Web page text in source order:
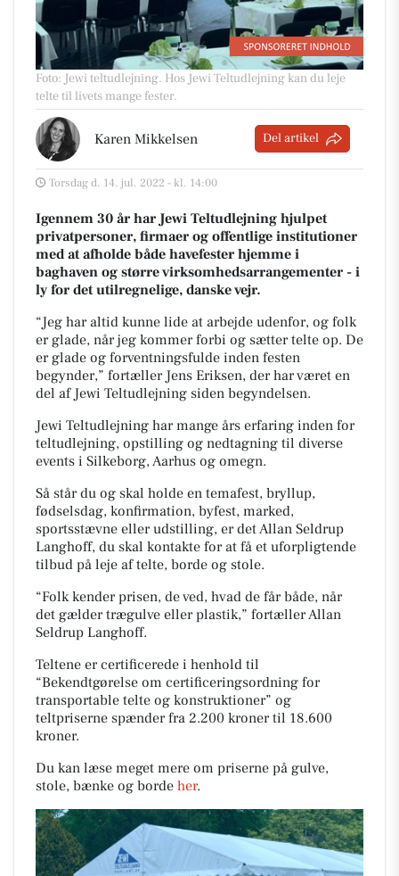
Foto: Jewi teltudlejning. Hos Jewi Teltudlejning kan du leje
telte til livets mange fester.
Karen Mikkelsen Del artikel
Torsdag d. 14. jul. 2022 - kl. 14:00
Igennem 30 år har Jewi Teltudlejning hjulpet
privatpersoner, firmaer og offentlige institutioner
med at afholde både havefester hjemme i
baghaven og større virksomhedsarrangementer - i
ly for det utilregnelige, danske vejr.
“Jeg har altid kunne lide at arbejde udenfor, og folk
er glade, når jeg kommer forbi og sætter telte op. De
er glade og forventningsfulde inden festen
begynder,” fortæller Jens Eriksen, der har været en
del af Jewi Teltudlejning siden begyndelsen.
Jewi Teltudlejning har mange års erfaring inden for
teltudlejning, opstilling og nedtagning til diverse
events i Silkeborg, Aarhus og omegn.
Så står du og skal holde en temafest, bryllup,
fødselsdag, konfirmation, byfest, marked,
sportsstævne eller udstilling, er det Allan Seldrup
Langhoff, du skal kontakte for at få et uforpligtende
tilbud på leje af telte, borde og stole.
“Folk kender prisen, de ved, hvad de får både, når
det gælder trægulve eller plastik,” fortæller Allan
Seldrup Langhoff.
Teltene er certificerede i henhold til
“Bekendtgørelse om certificeringsordning for
transportable telte og konstruktioner” og
teltpriserne spænder fra 2.200 kroner til 18.600
kroner.
Du kan læse meget mere om priserne på gulve,
stole, bænke og borde her.